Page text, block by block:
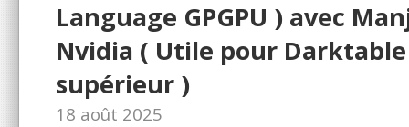
Language GPGPU ) avec
Nvidia ( Utile pour
supérieur )
18 août 2025